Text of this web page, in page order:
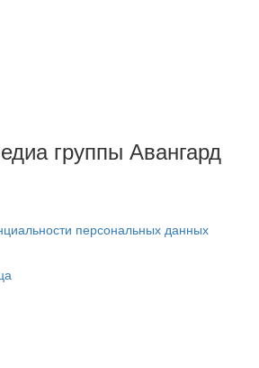
группы Авангард
персональных данных